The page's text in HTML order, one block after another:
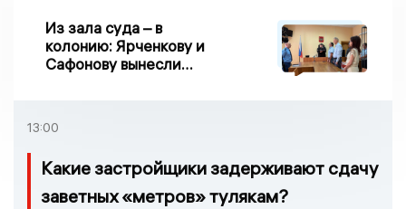
Из зала суда – в
колонию: Ярченкову и
Сафонову вынесли
13:00
Какие застройщики задерживают сдачу
заветных «метров» тулякам?